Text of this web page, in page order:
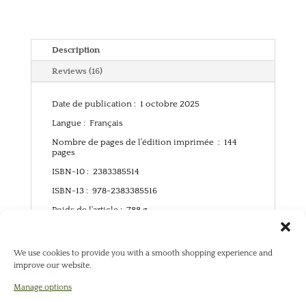
We use cookies to provide you with a smooth shopping experience and
improve our website.
Manage options
Description
Reviews (16)
Date de publication : ‎ 1 octobre 2025
Langue‏ : ‎ Français
Nombre de pages de l'édition imprimée ‏ : ‎ 144
pages
ISBN-10‏ : ‎ 2383385514
ISBN-13 : ‎ 978-2383385516
Poids de l'article ‏: ‎ 788 g